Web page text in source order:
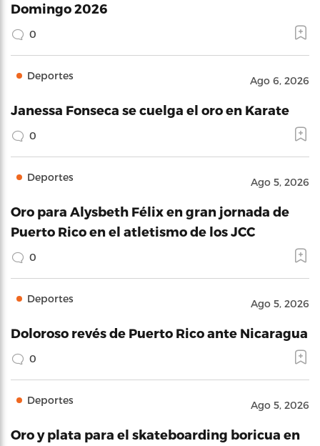
Domingo 2026
0
Deportes Ago 6, 2026
Janessa Fonseca se cuelga el oro en Karate
0
Deportes Ago 5, 2026
Oro para Alysbeth Félix en gran jornada de
Puerto Rico en el atletismo de los JCC
0
Deportes Ago 5, 2026
Doloroso revés de Puerto Rico ante Nicaragua
0
Deportes Ago 5, 2026
Oro y plata para el skateboarding boricua en